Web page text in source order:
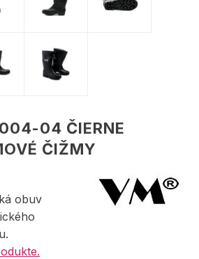
04 ČIERNE
ČIŽMY
obuv